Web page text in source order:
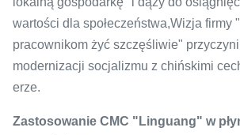
wartości dla społeczeństwa,Wizja firmy
pracownikom żyć szczęśliwie"
modernizacji socjalizmu z chińskimi
erze.
Zastosowanie CMC "Linguang" w